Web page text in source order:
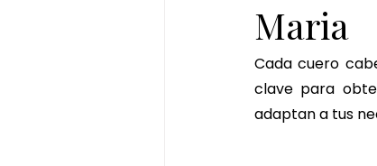
Maria
Cada cuero
clave para
adaptan a tus